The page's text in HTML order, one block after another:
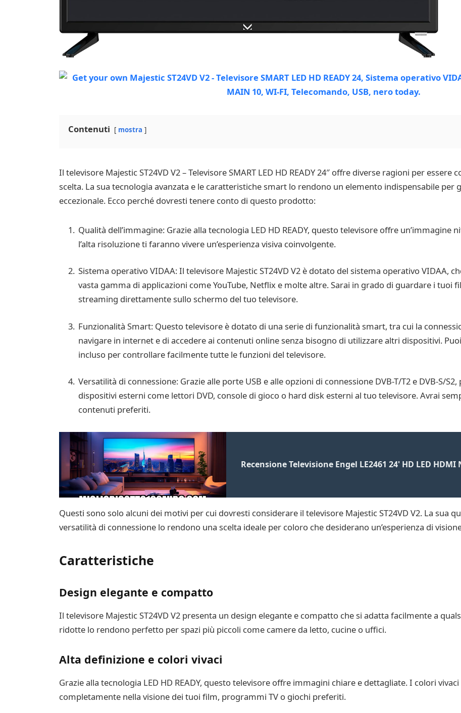
Contenuti mostra
Il televisore Majestic ST24VD V2 – Televisore SMART LED HD READY 24″ offre diverse ragioni per essere
scelta. La sua tecnologia avanzata e le caratteristiche smart lo rendono un elemento indispensabile per
eccezionale. Ecco perché dovresti tenere conto di questo prodotto:
Qualità dell’immagine: Grazie alla tecnologia LED HD READY, questo televisore offre un’immagine
l’alta risoluzione ti faranno vivere un’esperienza visiva coinvolgente.
Sistema operativo VIDAA: Il televisore Majestic ST24VD V2 è dotato del sistema operativo VIDAA,
vasta gamma di applicazioni come YouTube, Netflix e molte altre. Sarai in grado di guardare i
streaming direttamente sullo schermo del tuo televisore.
Funzionalità Smart: Questo televisore è dotato di una serie di funzionalità smart, tra cui la
navigare in internet e di accedere ai contenuti online senza bisogno di utilizzare altri dispositivi.
incluso per controllare facilmente tutte le funzioni del televisore.
Versatilità di connessione: Grazie alle porte USB e alle opzioni di connessione DVB-T/T2 e DVB-S/
dispositivi esterni come lettori DVD, console di gioco o hard disk esterni al tuo televisore. Avrai
contenuti preferiti.
Recensione Televisione Engel LE2461 24' HD LED HDMI
Questi sono solo alcuni dei motivi per cui dovresti considerare il televisore Majestic ST24VD V2. La sua
versatilità di connessione lo rendono una scelta ideale per coloro che desiderano un’esperienza di
Caratteristiche
Design elegante e compatto
Il televisore Majestic ST24VD V2 presenta un design elegante e compatto che si adatta facilmente a
ridotte lo rendono perfetto per spazi più piccoli come camere da letto, cucine o uffici.
Alta definizione e colori vivaci
Grazie alla tecnologia LED HD READY, questo televisore offre immagini chiare e dettagliate. I colori
completamente nella visione dei tuoi film, programmi TV o giochi preferiti.